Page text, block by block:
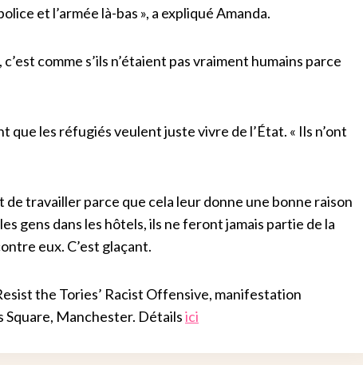
et l’armée là-bas », a expliqué Amanda.
comme s’ils n’étaient pas vraiment humains parce
les réfugiés veulent juste vivre de l’État. « Ils n’ont
de travailler parce que cela leur donne une bonne raison
gens dans les hôtels, ils ne feront jamais partie de la
eux. C’est glaçant.
the Tories’ Racist Offensive, manifestation
Square, Manchester. Détailsici